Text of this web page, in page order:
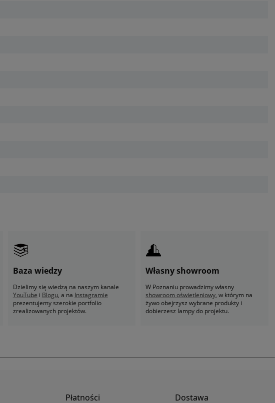
Baza wiedzy
Dzielimy się wiedzą na naszym kanale
YouTube i Blogu, a na Instagramie
prezentujemy szerokie portfolio
zrealizowanych projektów.
Własny showroom
W Poznaniu prowadzimy własny
showroom oświetleniowy, w którym na
żywo obejrzysz wybrane produkty i
dobierzesz lampy do projektu.
Płatności Dostawa